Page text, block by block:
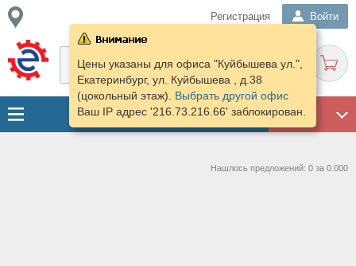
Регистрация Войти
ГАРАЖ
Цены указаны для офиса "Куйбышева ул.",
Екатеринбург, ул. Куйбышева , д.38
(цокольный этаж). Выбрать другой офис
Ваш IP адрес '216.73.216.66' заблокирован.
Нашлось предложений: 0 за 0.000